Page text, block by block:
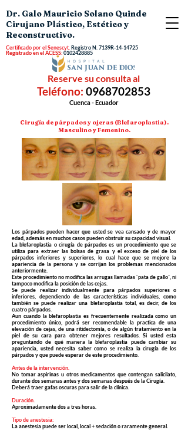
Dr. Galo Mauricio Solano Quinde
Cirujano Plástico, Estético y
Reconstructivo.
Certificado por el Senescyt. Registro N. 7139R-14-14725
Registrado en el ACESS:0102428885
Reserve su consulta al
Teléfono: 0968702853
Cuenca - Ecuador
Cirugía de párpados y ojeras (Blefaroplastia).
Masculino y Femenino.
Los párpados pueden hacer que usted se vea cansado y de mayor
edad, además en muchos casos pueden obstruir su capacidad visual.
La blefaroplastia o cirugía de párpados es un procedimiento que se
utiliza para extraer las bolsas de grasa y el exceso de piel de los
párpados inferiores y superiores, lo cual hace que se mejore la
apariencia de la persona y se corrijan los problemas mencionados
anteriormente.
Este procedimiento no modifica las arrugas llamadas ¨pata de gallo¨, ni
tampoco modifica la posición de las cejas.
Se puede realizar individualmente para párpados superiores o
inferiores, dependiendo de las características individuales, como
también se puede realizar una blefaroplastia total, es decir, de los
cuatro párpados.
Aun cuando la blefaroplastia es frecuentemente realizada como un
procedimiento único, podrá ser recomendable la practica de una
elevación de cejas, de una ritidectomía, o de algún tratamiento en la
piel de su cara para obtener mejores resultados. Si usted esta
preguntando de qué manera la blefaroplastia puede cambiar su
apariencia, usted necesita saber como se realiza la cirugía de los
párpados y que puede esperar de este procedimiento.
Antes de la intervención.
No tomar aspirinas u otros medicamentos que contengan salicilato,
durante dos semanas antes y dos semanas después de la Cirugía.
Deberá traer gafas oscuras para salir de la clínica.
Duración.
Aproximadamente dos a tres horas.
Tipo de anestesia:
La anestesia puede ser local, local + sedación o raramente general.